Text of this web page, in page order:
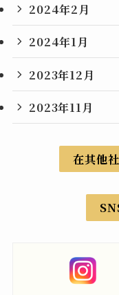
2024年2月
2024年1月
2023年12月
2023年11月
在其他